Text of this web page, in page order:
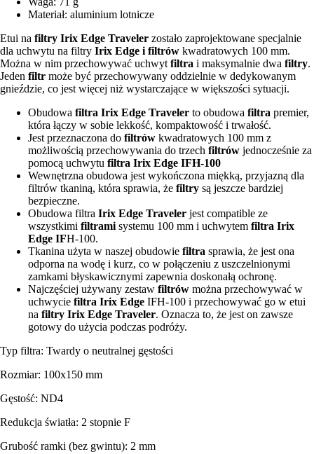
Materiał: aluminium lotnicze
Etui na filtry Irix Edge Traveler zostało zaprojektowane specjalnie
dla uchwytu na filtry Irix Edge i filtrów kwadratowych 100 mm.
Można w nim przechowywać uchwyt filtra i maksymalnie dwa filtry.
Jeden filtr może być przechowywany oddzielnie w dedykowanym
gnieździe, co jest więcej niż wystarczające w większości sytuacji.
Obudowa filtra Irix Edge Traveler to obudowa filtra premier,
która łączy w sobie lekkość, kompaktowość i trwałość.
Jest przeznaczona do filtrów kwadratowych 100 mm z
możliwością przechowywania do trzech filtrów jednocześnie za
pomocą uchwytu filtra Irix Edge IFH-100
Wewnętrzna obudowa jest wykończona miękką, przyjazną dla
filtrów tkaniną, która sprawia, że filtry są jeszcze bardziej
bezpieczne.
Obudowa filtra Irix Edge Traveler jest compatible ze
wszystkimi filtrami systemu 100 mm i uchwytem filtra Irix
Edge IFH-100.
Tkanina użyta w naszej obudowie filtra sprawia, że jest ona
odporna na wodę i kurz, co w połączeniu z uszczelnionymi
zamkami błyskawicznymi zapewnia doskonałą ochronę.
Najczęściej używany zestaw filtrów można przechowywać w
uchwycie filtra Irix Edge IFH-100 i przechowywać go w etui
na filtry Irix Edge Traveler. Oznacza to, że jest on zawsze
gotowy do użycia podczas podróży.
Typ filtra: Twardy o neutralnej gęstości
Rozmiar: 100x150 mm
Gęstość: ND4
Redukcja światła: 2 stopnie F
Grubość ramki (bez gwintu): 2 mm